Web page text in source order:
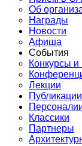
Об
Награды
Новости
Афиша
События
Конкурсы
Лекции
Публикации
Классики
Партнеры